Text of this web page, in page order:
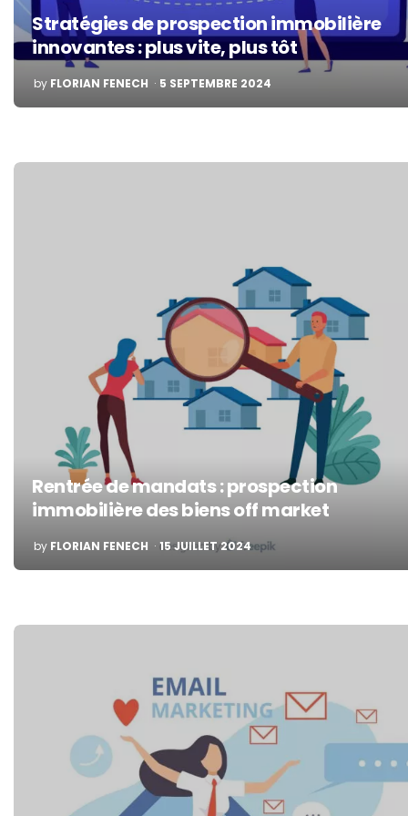
Stratégies de prospection immobilière
innovantes : plus vite, plus tôt
POSTED
BY
by FLORIAN FENECH 5 SEPTEMBRE 2024
Rentrée de mandats : prospection
immobilière des biens off market
POSTED
BY
by FLORIAN FENECH 15 JUILLET 2024